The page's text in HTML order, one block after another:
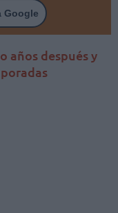
Google
años después y